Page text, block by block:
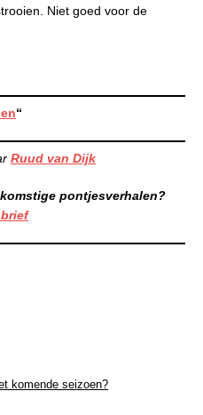
Niet goed voor de
“
Ruud van Dijk
pontjesverhalen?
komende seizoen?